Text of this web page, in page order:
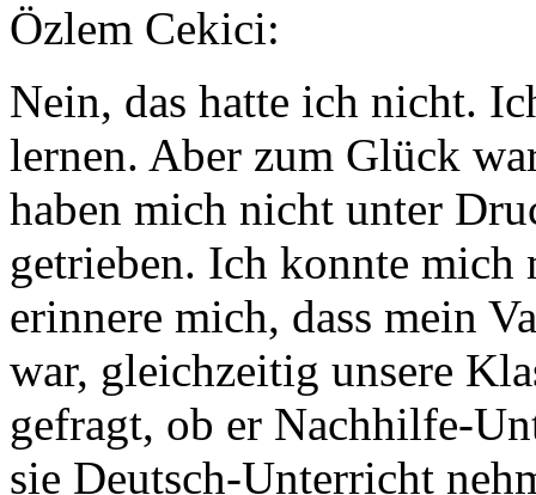
Özlem Cekici:
Nein, das hatte ich nicht.
lernen. Aber zum Glück
haben mich nicht unter
getrieben. Ich konnte
erinnere mich, dass mein
war, gleichzeitig unsere
gefragt, ob er Nachhilfe-
sie Deutsch-Unterricht